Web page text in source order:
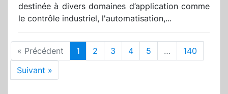
destinée à divers domaines d’application comme
le contrôle industriel, l'automatisation,...
« Précédent 1 2 3 4 5 …
140
Suivant »